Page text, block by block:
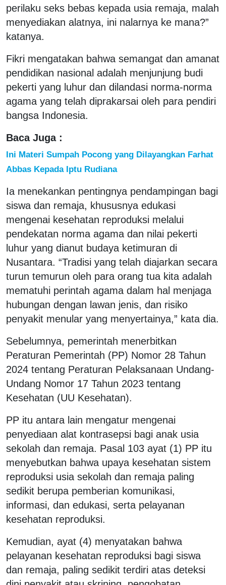
perilaku seks bebas kepada usia remaja, malah
menyediakan alatnya, ini nalarnya ke mana?”
katanya.
Fikri mengatakan bahwa semangat dan amanat
pendidikan nasional adalah menjunjung budi
pekerti yang luhur dan dilandasi norma-norma
agama yang telah diprakarsai oleh para pendiri
bangsa Indonesia.
Baca Juga :
Ini Materi Sumpah Pocong yang Dilayangkan Farhat
Abbas Kepada Iptu Rudiana
Ia menekankan pentingnya pendampingan bagi
siswa dan remaja, khususnya edukasi
mengenai kesehatan reproduksi melalui
pendekatan norma agama dan nilai pekerti
luhur yang dianut budaya ketimuran di
Nusantara. “Tradisi yang telah diajarkan secara
turun temurun oleh para orang tua kita adalah
mematuhi perintah agama dalam hal menjaga
hubungan dengan lawan jenis, dan risiko
penyakit menular yang menyertainya,” kata dia.
Sebelumnya, pemerintah menerbitkan
Peraturan Pemerintah (PP) Nomor 28 Tahun
2024 tentang Peraturan Pelaksanaan Undang-
Undang Nomor 17 Tahun 2023 tentang
Kesehatan (UU Kesehatan).
PP itu antara lain mengatur mengenai
penyediaan alat kontrasepsi bagi anak usia
sekolah dan remaja. Pasal 103 ayat (1) PP itu
menyebutkan bahwa upaya kesehatan sistem
reproduksi usia sekolah dan remaja paling
sedikit berupa pemberian komunikasi,
informasi, dan edukasi, serta pelayanan
kesehatan reproduksi.
Kemudian, ayat (4) menyatakan bahwa
pelayanan kesehatan reproduksi bagi siswa
dan remaja, paling sedikit terdiri atas deteksi